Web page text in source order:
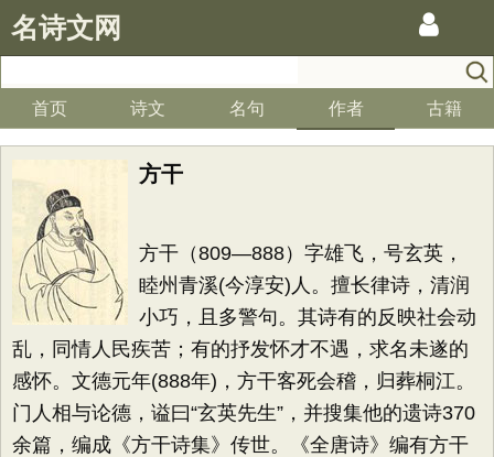
名诗文网
首页 诗文 名句 作者 古籍
方干
方干（809—888）字雄飞，号玄英，
睦州青溪(今淳安)人。擅长律诗，清润
小巧，且多警句。其诗有的反映社会动
乱，同情人民疾苦；有的抒发怀才不遇，求名未遂的
感怀。文德元年(888年)，方干客死会稽，归葬桐江。
门人相与论德，谥曰“玄英先生”，并搜集他的遗诗370
余篇，编成《方干诗集》传世。《全唐诗》编有方干